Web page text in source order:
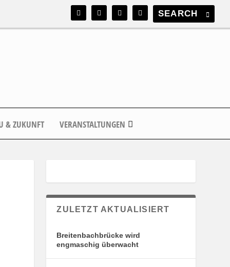
& ZUKUNFT VERANSTALTUNGEN
ZULETZT AKTUALISIERT
Breitenbachbrücke wird
engmaschig überwacht